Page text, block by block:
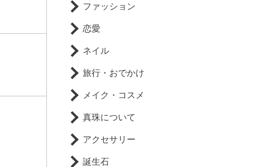
ファッション
恋愛
ネイル
旅行・おでかけ
メイク・コスメ
真珠について
アクセサリー
誕生石